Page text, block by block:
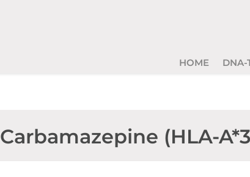
HOME DNA-
Carbamazepine (HLA-